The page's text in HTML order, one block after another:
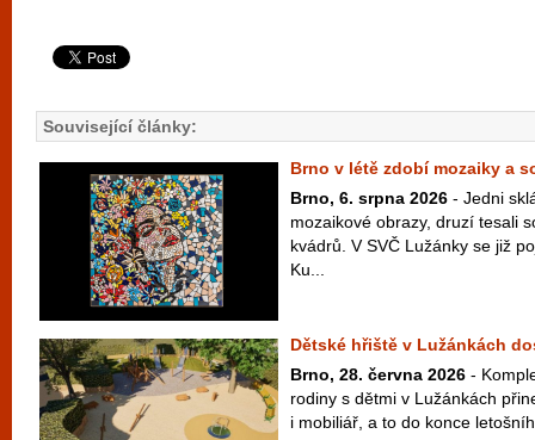
Související články:
Brno v létě zdobí mozaiky a
Brno, 6. srpna 2026 - Jedni
mozaikové obrazy, druzí tesali
kvádrů. V SVČ Lužánky se již
Ku...
Dětské hřiště v Lužánkách
Brno, 28. června 2026 -
rodiny s dětmi v Lužánkách
i mobiliář, a to do konce